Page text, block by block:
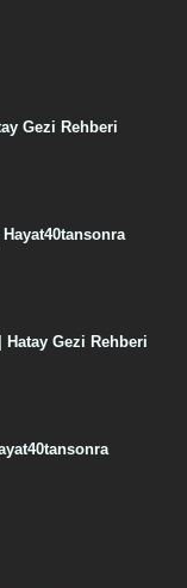
Gezi Rehberi
Gezi Rehberi